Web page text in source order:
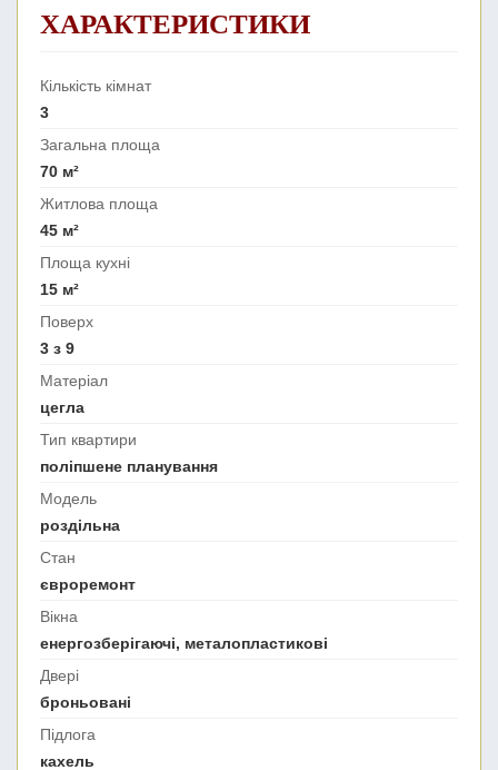
ХАРАКТЕРИСТИКИ
Кількість кімнат
3
Загальна площа
70 м²
Житлова площа
45 м²
Площа кухні
15 м²
Поверх
3 з 9
Матеріал
цегла
Тип квартири
поліпшене планування
Модель
роздільна
Стан
євроремонт
Вікна
енергозберігаючі, металопластикові
Двері
броньовані
Підлога
кахель